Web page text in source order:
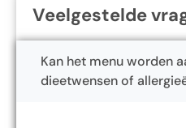
Veelgestelde
Kan het menu worden
dieetwensen of